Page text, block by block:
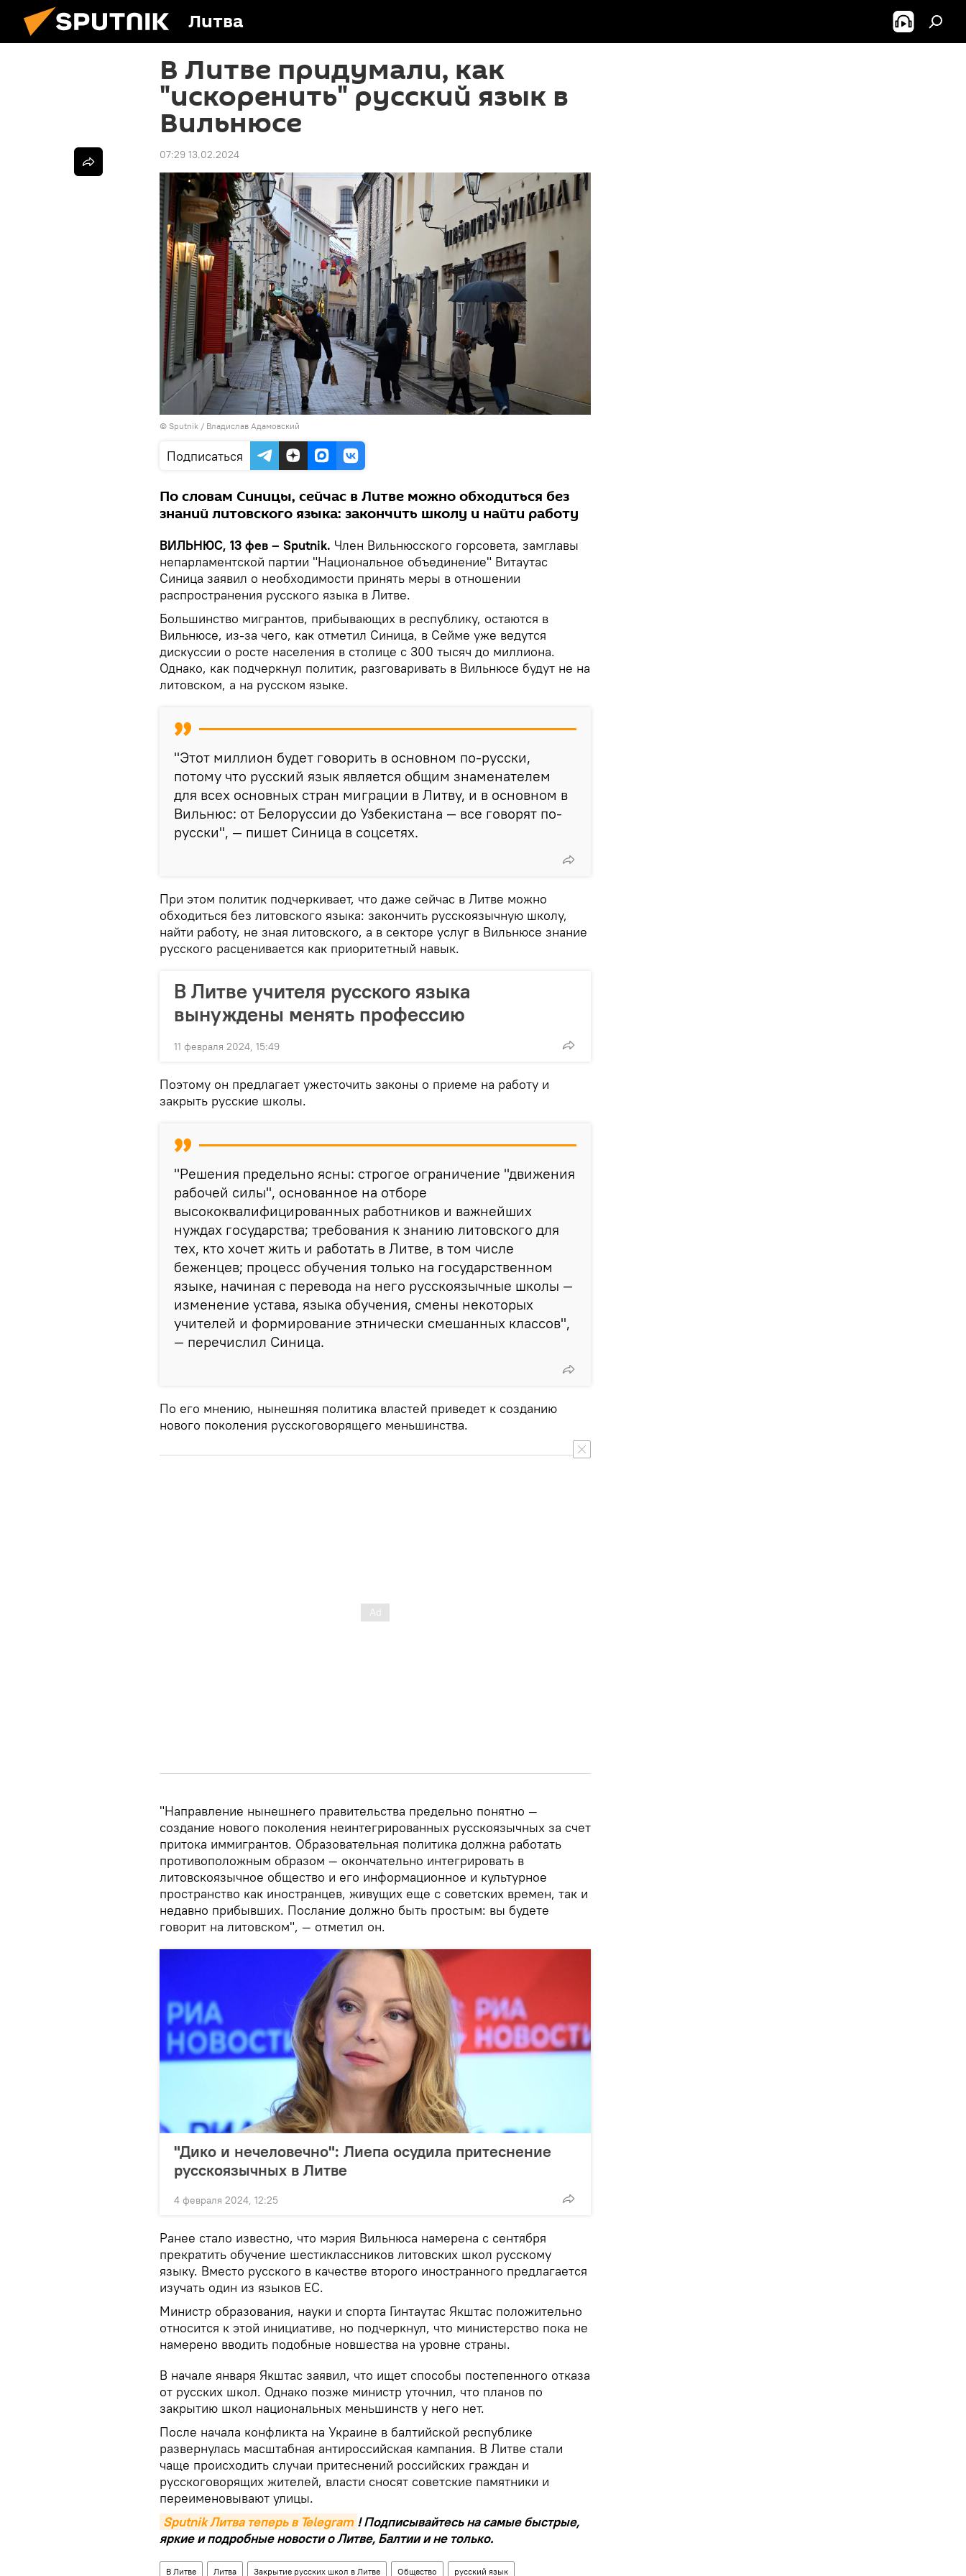
Литва
В Литве придумали, как
"искоренить" русский язык в
Вильнюсе
07:29 13.02.2024
© Sputnik / Владислав Адамовский
Подписаться
По словам Синицы, сейчас в Литве можно обходиться без
знаний литовского языка: закончить школу и найти работу
ВИЛЬНЮС, 13 фев – Sputnik. Член Вильнюсского горсовета, замглавы
непарламентской партии "Национальное объединение" Витаутас
Синица заявил о необходимости принять меры в отношении
распространения русского языка в Литве.
Большинство мигрантов, прибывающих в республику, остаются в
Вильнюсе, из-за чего, как отметил Синица, в Сейме уже ведутся
дискуссии о росте населения в столице с 300 тысяч до миллиона.
Однако, как подчеркнул политик, разговаривать в Вильнюсе будут не на
литовском, а на русском языке.
"Этот миллион будет говорить в основном по-русски,
потому что русский язык является общим знаменателем
для всех основных стран миграции в Литву, и в основном в
Вильнюс: от Белоруссии до Узбекистана — все говорят по-
русски", — пишет Синица в соцсетях.
При этом политик подчеркивает, что даже сейчас в Литве можно
обходиться без литовского языка: закончить русскоязычную школу,
найти работу, не зная литовского, а в секторе услуг в Вильнюсе знание
русского расценивается как приоритетный навык.
В Литве учителя русского языка
вынуждены менять профессию
11 февраля 2024, 15:49
Поэтому он предлагает ужесточить законы о приеме на работу и
закрыть русские школы.
"Решения предельно ясны: строгое ограничение "движения
рабочей силы", основанное на отборе
высококвалифицированных работников и важнейших
нуждах государства; требования к знанию литовского для
тех, кто хочет жить и работать в Литве, в том числе
беженцев; процесс обучения только на государственном
языке, начиная с перевода на него русскоязычные школы —
изменение устава, языка обучения, смены некоторых
учителей и формирование этнически смешанных классов",
— перечислил Синица.
По его мнению, нынешняя политика властей приведет к созданию
нового поколения русскоговорящего меньшинства.
"Направление нынешнего правительства предельно понятно —
создание нового поколения неинтегрированных русскоязычных за счет
притока иммигрантов. Образовательная политика должна работать
противоположным образом — окончательно интегрировать в
литовскоязычное общество и его информационное и культурное
пространство как иностранцев, живущих еще с советских времен, так и
недавно прибывших. Послание должно быть простым: вы будете
говорит на литовском", — отметил он.
"Дико и нечеловечно": Лиепа осудила притеснение
русскоязычных в Литве
4 февраля 2024, 12:25
Ранее стало известно, что мэрия Вильнюса намерена с сентября
прекратить обучение шестиклассников литовских школ русскому
языку. Вместо русского в качестве второго иностранного предлагается
изучать один из языков ЕС.
Министр образования, науки и спорта Гинтаутас Якштас положительно
относится к этой инициативе, но подчеркнул, что министерство пока не
намерено вводить подобные новшества на уровне страны.
В начале января Якштас заявил, что ищет способы постепенного отказа
от русских школ. Однако позже министр уточнил, что планов по
закрытию школ национальных меньшинств у него нет.
После начала конфликта на Украине в балтийской республике
развернулась масштабная антироссийская кампания. В Литве стали
чаще происходить случаи притеснений российских граждан и
русскоговорящих жителей, власти сносят советские памятники и
переименовывают улицы.
Sputnik Литва теперь в Telegram ! Подписывайтесь на самые быстрые,
яркие и подробные новости о Литве, Балтии и не только.
В Литве Литва Закрытие русских школ в Литве Общество русский язык